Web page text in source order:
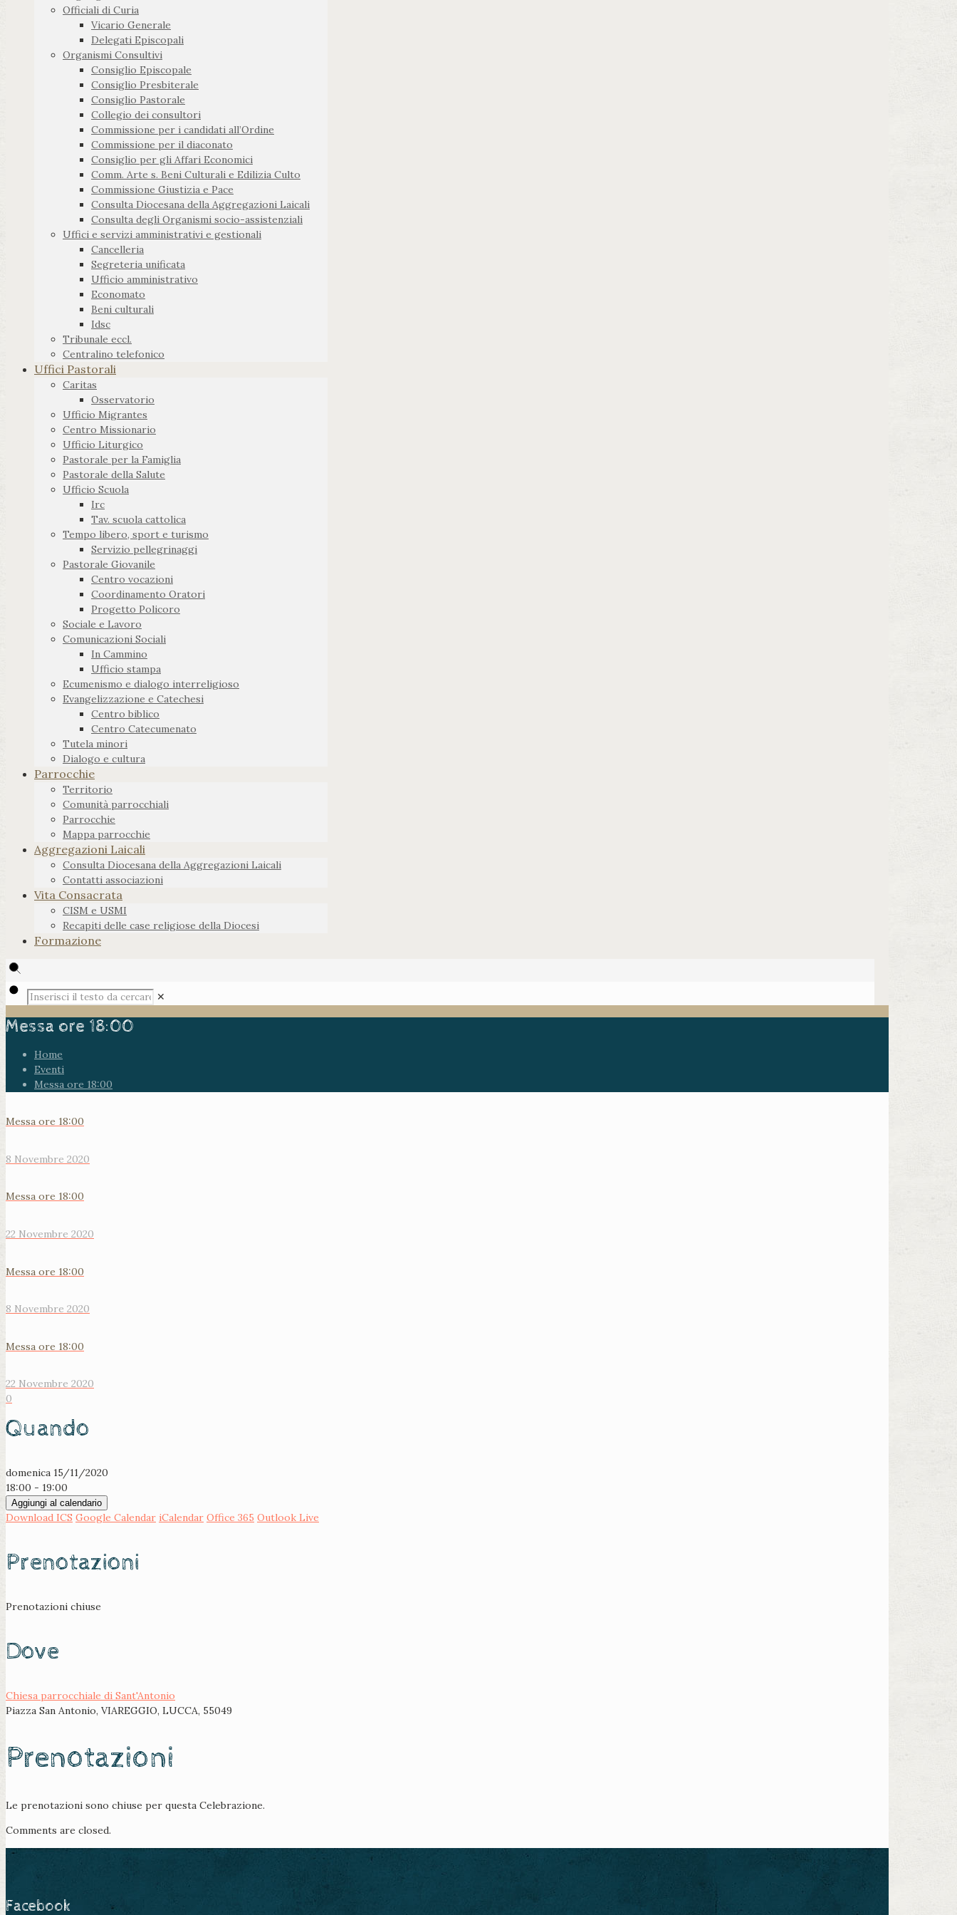
Officiali di Curia
Vicario Generale
Delegati Episcopali
Organismi Consultivi
Consiglio Episcopale
Consiglio Presbiterale
Consiglio Pastorale
Collegio dei consultori
Commissione per i candidati all’Ordine
Commissione per il diaconato
Consiglio per gli Affari Economici
Comm. Arte s. Beni Culturali e Edilizia Culto
Commissione Giustizia e Pace
Consulta Diocesana della Aggregazioni Laicali
Consulta degli Organismi socio-assistenziali
Uffici e servizi amministrativi e gestionali
Cancelleria
Segreteria unificata
Ufficio amministrativo
Economato
Beni culturali
Idsc
Tribunale eccl.
Centralino telefonico
Uffici Pastorali
Caritas
Osservatorio
Ufficio Migrantes
Centro Missionario
Ufficio Liturgico
Pastorale per la Famiglia
Pastorale della Salute
Ufficio Scuola
Irc
Tav. scuola cattolica
Tempo libero, sport e turismo
Servizio pellegrinaggi
Pastorale Giovanile
Centro vocazioni
Coordinamento Oratori
Progetto Policoro
Sociale e Lavoro
Comunicazioni Sociali
In Cammino
Ufficio stampa
Ecumenismo e dialogo interreligioso
Evangelizzazione e Catechesi
Centro biblico
Centro Catecumenato
Tutela minori
Dialogo e cultura
Parrocchie
Territorio
Comunità parrocchiali
Parrocchie
Mappa parrocchie
Aggregazioni Laicali
Consulta Diocesana della Aggregazioni Laicali
Contatti associazioni
Vita Consacrata
CISM e USMI
Recapiti delle case religiose della Diocesi
Formazione
✕
Messa ore 18:00
Home
Eventi
Messa ore 18:00
Messa ore 18:00
8 Novembre 2020
Messa ore 18:00
22 Novembre 2020
Messa ore 18:00
8 Novembre 2020
Messa ore 18:00
22 Novembre 2020
0
Quando
domenica 15/11/2020
18:00 - 19:00
Aggiungi al calendario
Download ICS Google Calendar iCalendar Office 365 Outlook Live
Prenotazioni
Prenotazioni chiuse
Dove
Chiesa parrocchiale di Sant'Antonio
Piazza San Antonio, VIAREGGIO, LUCCA, 55049
Prenotazioni
Le prenotazioni sono chiuse per questa Celebrazione.
Comments are closed.
Facebook